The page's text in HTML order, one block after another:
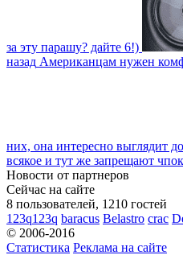
за эту парашу? дайте 6!)
назад Американцам нужен
них, она интересно выглядит
всякое и тут же запрещают
Новости от партнеров
Сейчас на сайте
8 пользователей, 1210 гостей
123q123q baracus Belastro crac
© 2006-2016
Статистика Реклама на сайте